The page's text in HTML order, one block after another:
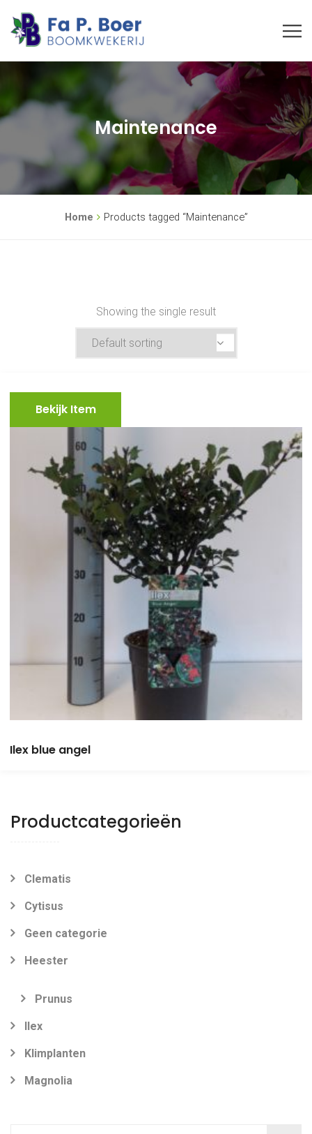
Maintenance
Home Products tagged “Maintenance”
Showing the single result
Bekijk Item
Ilex blue angel
Productcategorieën
Clematis
Cytisus
Geen categorie
Heester
Prunus
Ilex
Klimplanten
Magnolia